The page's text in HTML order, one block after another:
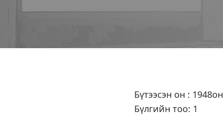
Бүтээсэн он : 1948он
Бүлгийн тоо: 1